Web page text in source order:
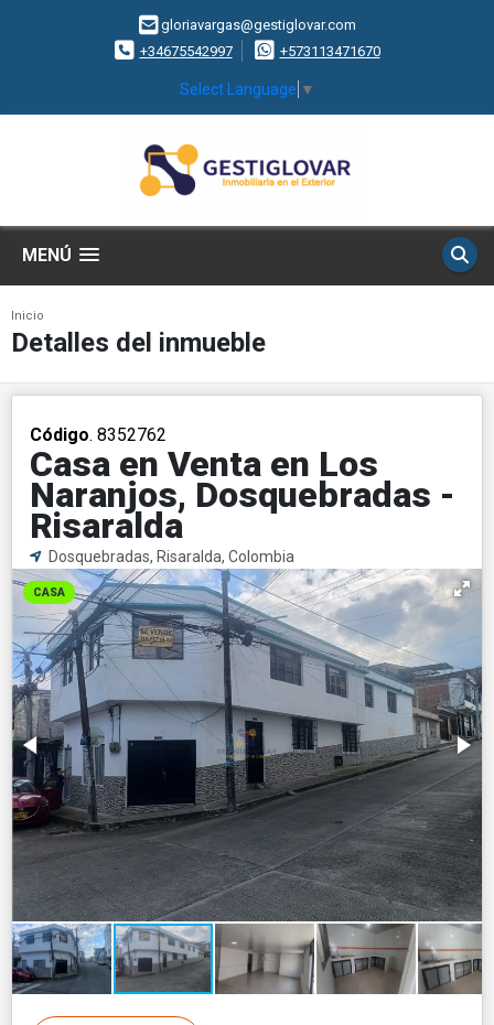
gloriavargas@gestiglovar.com
+34675542997
+573113471670
Select Language ▼
MENÚ
Inicio
Detalles del inmueble
Código. 8352762
Casa en Venta en Los
Naranjos, Dosquebradas -
Risaralda
Dosquebradas, Risaralda, Colombia
CASA